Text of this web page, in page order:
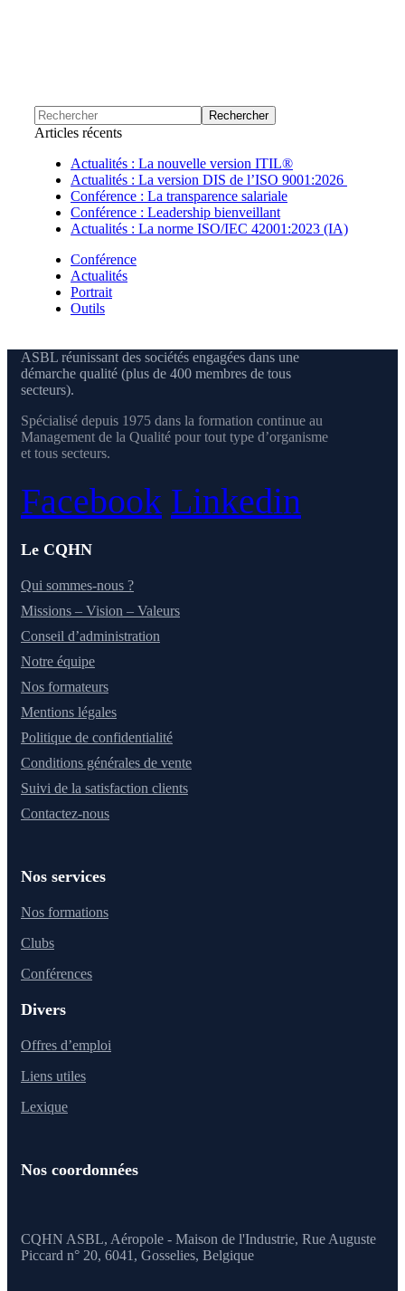
Articles récents
Actualités : La nouvelle version ITIL®
Actualités : La version DIS de l’ISO 9001:2026
Conférence : La transparence salariale
Conférence : Leadership bienveillant
Actualités : La norme ISO/IEC 42001:2023 (IA)
Conférence
Actualités
Portrait
Outils
ASBL réunissant des sociétés engagées dans une
démarche qualité (plus de 400 membres de tous
secteurs).
Spécialisé depuis 1975 dans la formation continue au
Management de la Qualité pour tout type d’organisme
et tous secteurs.
Facebook Linkedin
Le CQHN
Qui sommes-nous ?
Missions – Vision – Valeurs
Conseil d’administration
Notre équipe
Nos formateurs
Mentions légales
Politique de confidentialité
Conditions générales de vente
Suivi de la satisfaction clients
Contactez-nous
Nos services
Nos formations
Clubs
Conférences
Divers
Offres d’emploi
Liens utiles
Lexique
Nos coordonnées
CQHN ASBL, Aéropole - Maison de l'Industrie, Rue Auguste
Piccard n° 20, 6041, Gosselies, Belgique